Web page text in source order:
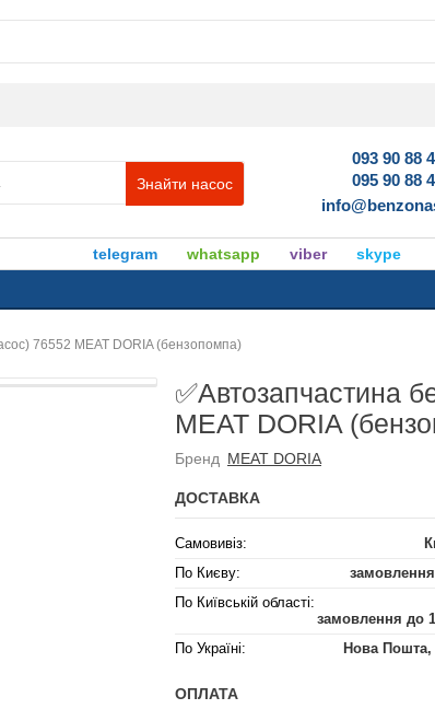
Знайти насос
093 90 88
095 90 88
telegram whatsapp viber
skype
76552 MEAT DORIA (бензопомпа)
✅Автозапчастина
MEAT DORIA
Бренд MEAT DORIA
ДОСТАВКА
Самовивіз:
По Києву:
По Київській області:
замовлення до
По Україні:
Нова Пошта,
ОПЛАТА